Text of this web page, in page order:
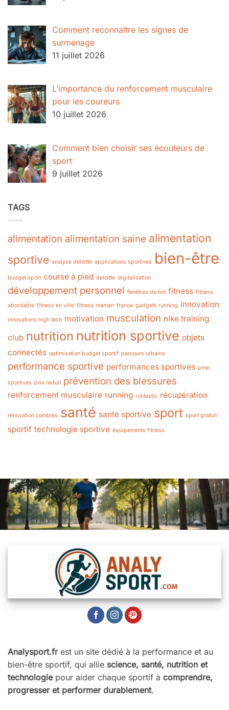
Comment reconnaître les signes de
surmenage
11 juillet 2026
L’importance du renforcement musculaire
pour les coureurs
10 juillet 2026
Comment bien choisir ses écouteurs de
sport
9 juillet 2026
TAGS
alimentation alimentation saine alimentation
sportive analyse deloitte applications sportives bien-être
budget sport course à pied deloitte digitalisation
développement personnel fenêtres de toit fitness fitness
abordable fitness en ville fitness maman france gadgets running innovation
innovations high tech motivation musculation nike training
club nutrition nutrition sportive objets
connectés optimisation budget sportif parcours urbains
performance sportive performances sportives pme
sportives prix réduit prévention des blessures
renforcement musculaire running runtastic récupération
rénovation combles santé santé sportive sport sport gratuit
sportif technologie sportive équipements fitness
Analysport.frest un site dédié à la performance et au
bien-être sportif, qui allie science, santé, nutrition et
technologiepour aider chaque sportif à comprendre,
progresser et performer durablement.